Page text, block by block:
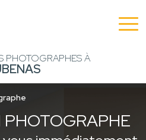
PHOTOGRAPHES À